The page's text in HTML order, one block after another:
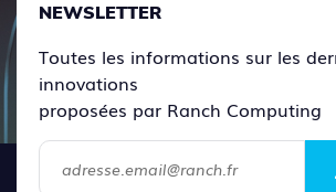
NEWSLETTER
Toutes les informations sur les
innovations
proposées par Ranch Computing